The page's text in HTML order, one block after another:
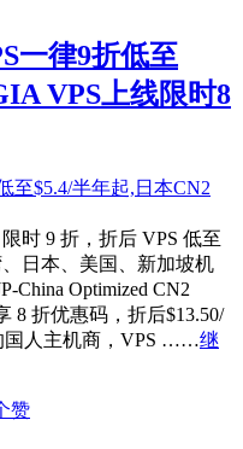
一律9折低至
VPS上线限时8
时 9 折，折后 VPS 低至
日本、美国、新加坡机
China Optimized CN2
8 折优惠码，折后$13.50/
国人主机商，VPS ……继
赞